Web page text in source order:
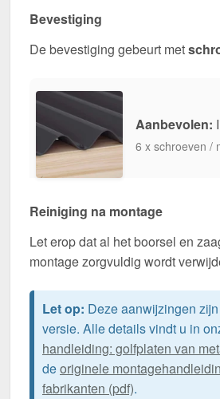
Bevestiging
De bevestiging gebeurt met
Aanbevolen:
6 x schroeven /
Reiniging na montage
Let erop dat al het boorsel en
montage zorgvuldig wordt
Let op: Deze aanwijzingen
versie. Alle details vindt u in
handleiding: golfplaten van
deoriginele
fabrikanten (pdf).